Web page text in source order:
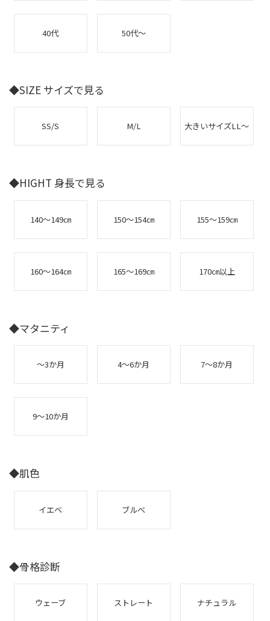
40代 50代～
◆SIZE サイズで見る
SS/S M/L 大きいサイズLL～
◆HIGHT 身長で見る
140～149㎝ 150～154㎝ 155～159㎝
160～164㎝ 165～169㎝ 170㎝以上
◆マタニティ
～3か月 4～6か月 7～8か月
9～10か月
◆肌色
イエベ ブルべ
◆骨格診断
ウェーブ ストレート ナチュラル